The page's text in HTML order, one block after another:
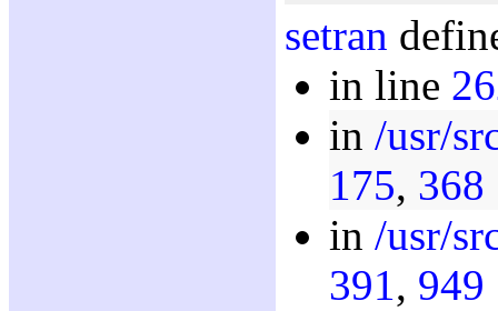
setran
in line
in /usr/
175, 368
in /usr/
391, 949